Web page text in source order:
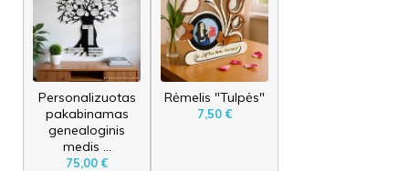
Personalizuotas
pakabinamas
genealoginis
medis ...
75,00 €
Rėmelis "Tulpės"
7,50 €